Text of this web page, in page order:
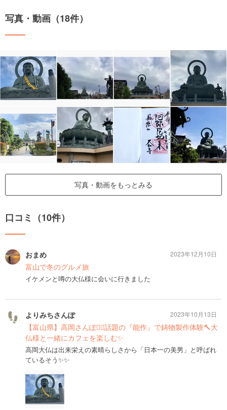
写真・動画（18件）
写真・動画をもっとみる
口コミ（10件）
おまめ
富山で冬のグルメ旅
イケメンと噂の大仏様に会いに行きました
2023年12月10日
よりみちさんぽ
【富山県】高岡さんぽ🚶‍♂️話題の『能作』で鋳物製作体験🔨大
仏様と一緒にカフェを楽しむ✨
高岡大仏は出来栄えの素晴らしさから「日本一の美男」と呼ばれ
ているそう✨✨
2023年10月13日